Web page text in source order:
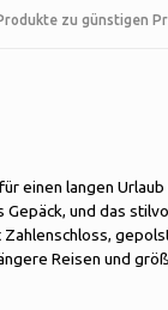
zu günstigen
einen langen Urlaub
und das
Reisen und